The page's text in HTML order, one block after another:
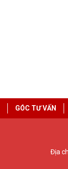
GÓC TƯ VẤN
Địa